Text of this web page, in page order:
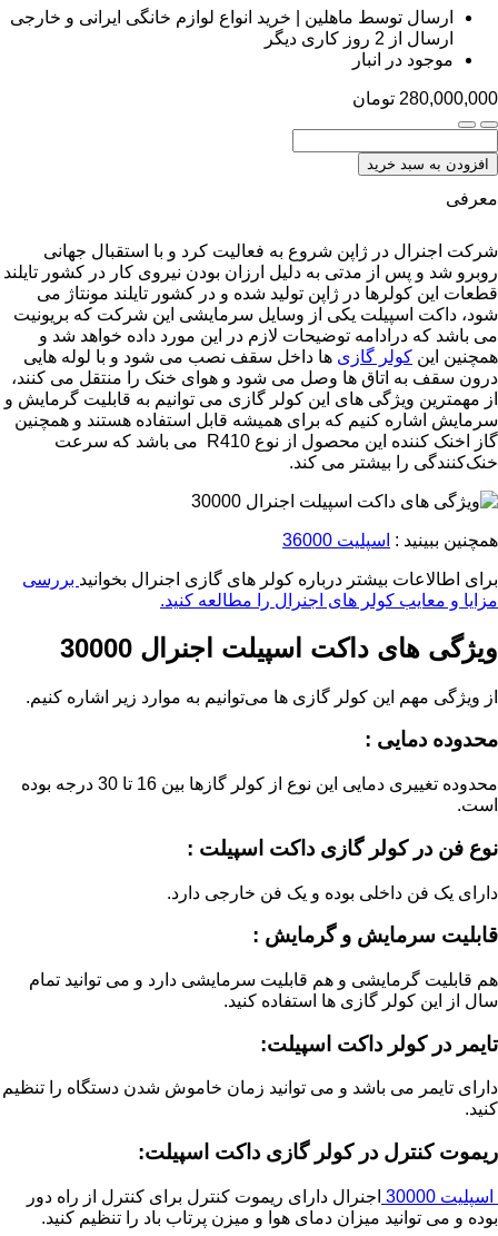
ارسال توسط ماهلین | خرید انواع لوازم خانگی ایرانی و خارجی
ارسال از 2 روز کاری دیگر
موجود در انبار
280,000,000 تومان
افزودن به سبد خرید
معرفی
شرکت اجنرال در ژاپن شروع به فعالیت کرد و با استقبال جهانی
روبرو شد و پس از مدتی به دلیل ارزان بودن نیروی کار در کشور تایلند
قطعات این کولرها در ژاپن تولید شده و در کشور تایلند مونتاژ می
شود، داکت اسپیلت یکی از وسایل سرمایشی این شرکت که بریونیت
می باشد که درادامه توضیحات لازم در این مورد داده خواهد شد و
همچنین این کولر گازی ها داخل سقف نصب می شود و با لوله هایی
درون سقف به اتاق ها وصل می شود و هوای خنک را منتقل می کنند،
از مهمترین ویژگی های این کولر گازی می توانیم به قابلیت گرمایش و
سرمایش اشاره کنیم که برای همیشه قابل استفاده هستند و همچنین
گاز اخنک کننده این محصول از نوع R410 می باشد که سرعت
خنک‌کنندگی را بیشتر می کند.
همچنین ببینید : اسپلیت 36000
برای اطالاعات بیشتر درباره کولر های گازی اجنرال بخوانید بررسی
مزایا و معایب کولر های اجنرال را مطالعه کنید.
ویژگی های داکت اسپیلت اجنرال 30000
از ویژگی مهم این کولر گازی ها می‌توانیم به موارد زیر اشاره کنیم.
محدوده دمایی :
محدوده تغییری دمایی این نوع از کولر گازها بین 16 تا 30 درجه بوده
است.
نوع فن در کولر گازی داکت اسپیلت :
دارای یک فن داخلی بوده و یک فن خارجی دارد.
قابلیت سرمایش و گرمایش :
هم قابلیت گرمایشی و هم قابلیت سرمایشی دارد و می توانید تمام
سال از این کولر گازی ها استفاده کنید.
تایمر در کولر داکت اسپیلت:
دارای تایمر می باشد و می توانید زمان خاموش شدن دستگاه را تنظیم
کنید.
ریموت کنترل در کولر گازی داکت اسپیلت:
اسپلیت 30000
اجنرال دارای ریموت کنترل برای کنترل از راه دور
بوده و می توانید میزان دمای هوا و میزن پرتاب باد را تنظیم کنید.